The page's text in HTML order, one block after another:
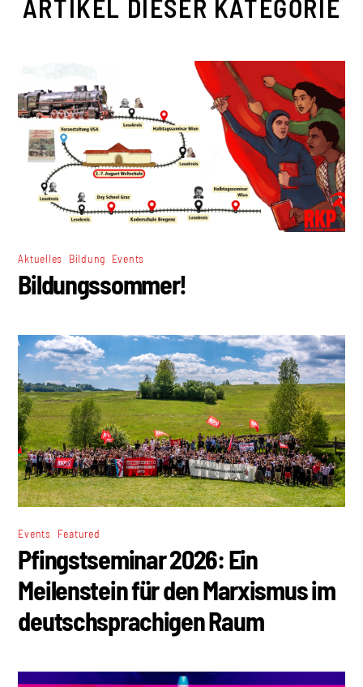
ARTIKEL DIESER KATEGORIE
Aktuelles Bildung Events
Bildungssommer!
Events Featured
Pfingstseminar 2026: Ein
Meilenstein für den Marxismus im
deutschsprachigen Raum